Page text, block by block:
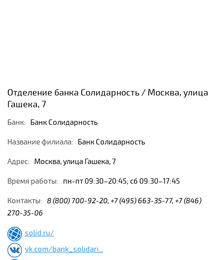
Отделение банка Солидарность / Москва, улица
Гашека, 7
Банк: Банк Солидарность
Название филиала: Банк Солидарность
Адрес: Москва, улица Гашека, 7
Время работы: пн-пт 09:30–20:45; сб 09:30–17:45
Контакты: 8 (800) 700-92-20, +7 (495) 663-35-77, +7 (846)
270-35-06
solid.ru/
vk.com/bank_solidari...